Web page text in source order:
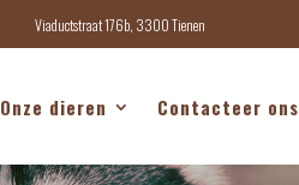
Viaductstraat 176b, 3300 Tienen
Onze dieren Contacteer ons